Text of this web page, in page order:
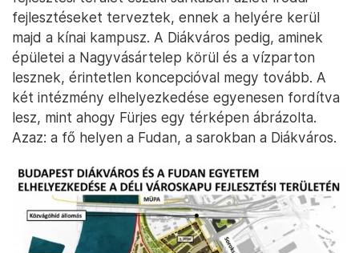
fejlesztéseket terveztek, ennek a helyére kerül
majd a kínai kampusz. A Diákváros pedig, aminek
épületei a Nagyvásártelep körül és a vízparton
lesznek, érintetlen koncepcióval megy tovább. A
két intézmény elhelyezkedése egyenesen fordítva
lesz, mint ahogy Fürjes egy térképen ábrázolta.
Azaz: a fő helyen a Fudan, a sarokban a Diákváros.